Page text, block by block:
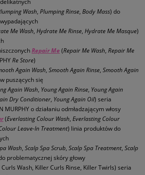
Wash, Plumping Rinse, Body Mass) do
Me Wash, Hydrate Me Rinse, Hydrate Me Masque)
Repair Me(Repair Me Wash, Repair Me
Re Store)
Again Wash, Smooth Again Rinse, Smooth Again
puszących się
Again Wash, Young Again Rinse, Young Again
Dry Conditioner, Young Again Oil) seria
MURPHY o działaniu odmładzającym włosy
(Everlasting Colour Wash, Everlasting Colour
Leave-In Treatment) linia produktów do
Wash, Scalp Spa Scrub, Scalp Spa Treatment, Scalp
problematycznej skóry głowy
Wash, Killer Curls Rinse, Killer Twirls) seria